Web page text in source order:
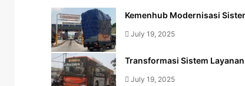
Kemenhub Modernisasi
July 19, 2025
Transformasi Sistem
July 19, 2025